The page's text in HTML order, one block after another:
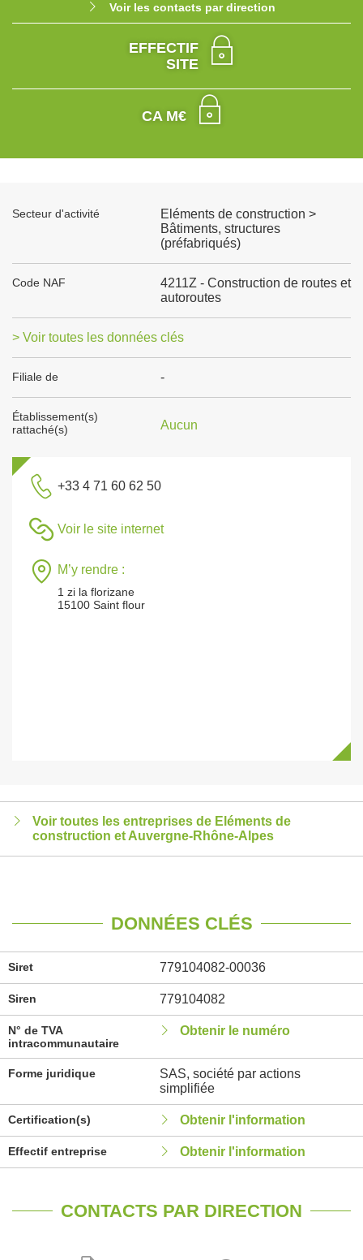
Voir les contacts par direction
EFFECTIF
SITE
CA M€
Secteur d'activité
Eléments de construction >
Bâtiments, structures
(préfabriqués)
Code NAF
4211Z - Construction de routes et
autoroutes
> Voir toutes les données clés
Filiale de -
Établissement(s)
rattaché(s)
Aucun
+33 4 71 60 62 50
Voir le site internet
M’y rendre :
1 zi la florizane
15100 Saint flour
Voir toutes les entreprises de Eléments de
construction et Auvergne-Rhône-Alpes
DONNÉES CLÉS
Siret 779104082-00036
Siren 779104082
N° de TVA
intracommunautaire
Obtenir le numéro
Forme juridique
SAS, société par actions
simplifiée
Certification(s) Obtenir l'information
Effectif entreprise Obtenir l'information
CONTACTS PAR DIRECTION